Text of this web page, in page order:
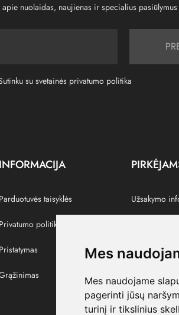
Mes
Mes naudojame
pagerinti jūsų
turinį ir tikslinius
nuolaidas, naujienas ir specialius pasiūlymus
su svetainės privatumo politika
INFORMACIJA
Parduotuvės taisyklės
Privatumo politika
Pristatymas
Užsakymo
Paskyra
Pamėgtos